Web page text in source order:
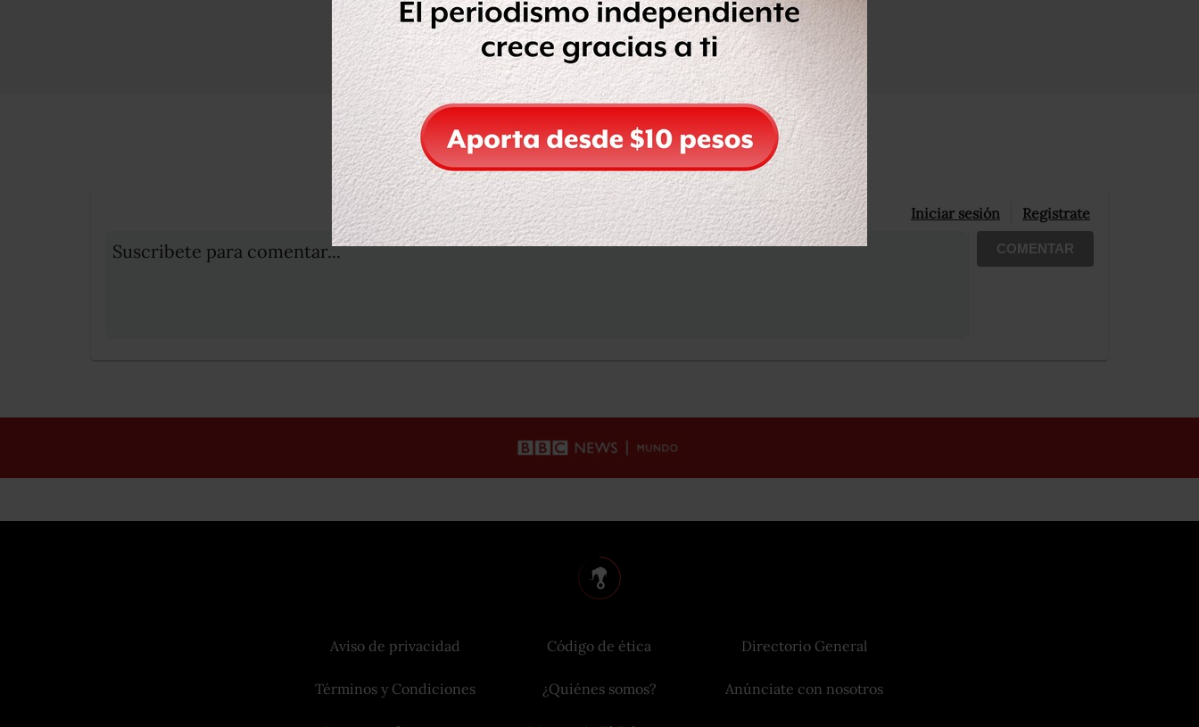
Compartir Leer después
OCULTAR COMENTARIOS
Iniciar sesión Registrate
Suscribete para comentar... COMENTAR
Aviso de privacidad
Términos y Condiciones
Código de ética
¿Quiénes somos?
Directorio General
Anúnciate con nosotros